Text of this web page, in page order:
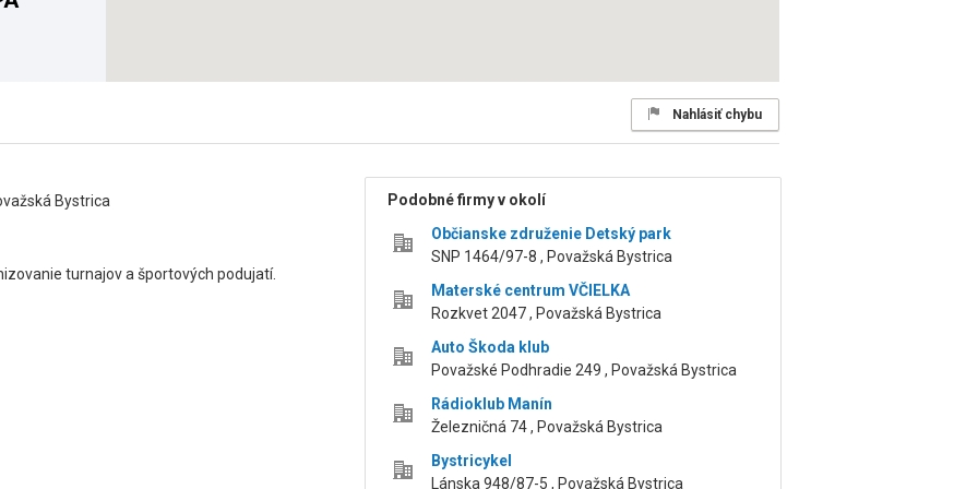
Nahlásiť chybu
Bystrica
turnajov a športových podujatí.
Podobné firmy v okolí
Občianske združenie Detský park
SNP 1464/97-8 , Považská Bystrica
Materské centrum VČIELKA
Rozkvet 2047 , Považská Bystrica
Auto Škoda klub
Považské Podhradie 249 , Považská Bystrica
Rádioklub Manín
Železničná 74 , Považská Bystrica
Bystricykel
Lánska 948/87-5 , Považská Bystrica